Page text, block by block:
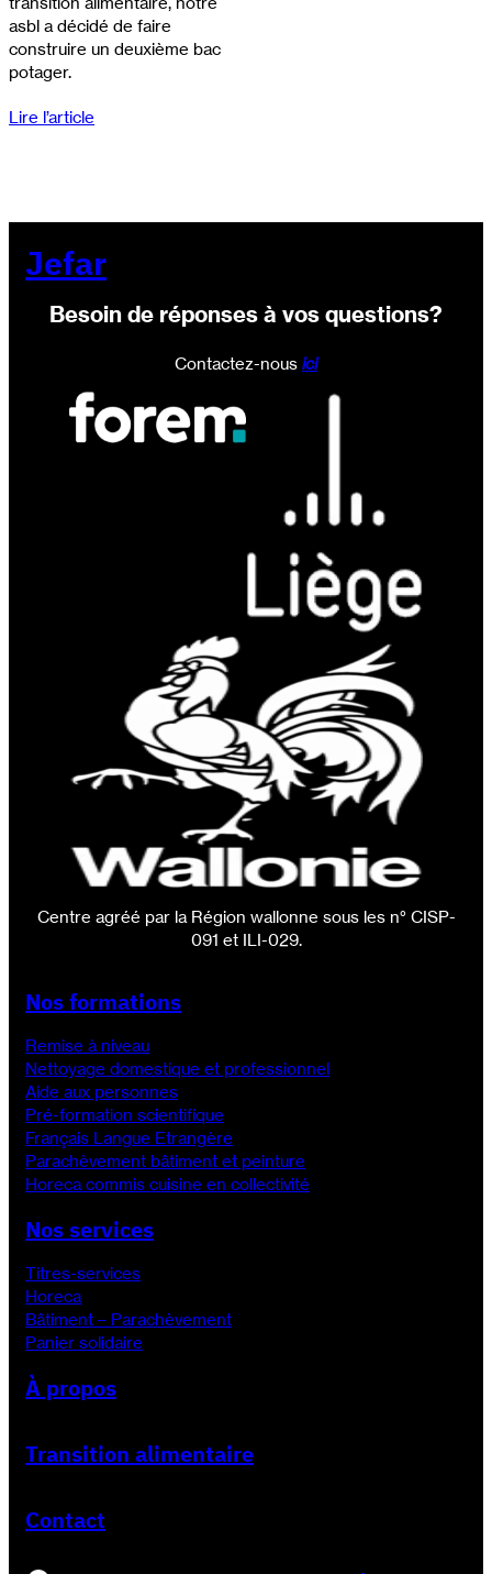
asbl a décidé de faire
construire un deuxième bac
potager.
Lire l’article
Jefar
Besoin de réponses à vos questions?
Contactez-nous ici
Centre agréé par la Région wallonne sous les n° CISP-
091 et ILI-029.
Nos formations
Remise à niveau
Nettoyage domestique et professionnel
Aide aux personnes
Pré-formation scientifique
Français Langue Etrangère
Parachèvement bâtiment et peinture
Horeca commis cuisine en collectivité
Nos services
Titres-services
Horeca
Bâtiment – Parachèvement
Panier solidaire
À propos
Transition alimentaire
Contact